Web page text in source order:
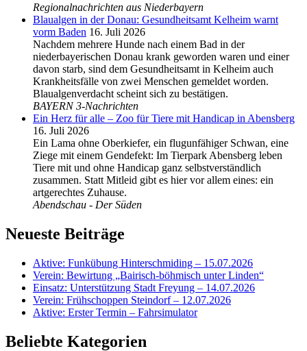
Regionalnachrichten aus Niederbayern
Blaualgen in der Donau: Gesundheitsamt Kelheim warnt
vorm Baden 16. Juli 2026
Nachdem mehrere Hunde nach einem Bad in der
niederbayerischen Donau krank geworden waren und einer
davon starb, sind dem Gesundheitsamt in Kelheim auch
Krankheitsfälle von zwei Menschen gemeldet worden.
Blaualgenverdacht scheint sich zu bestätigen.
BAYERN 3-Nachrichten
Ein Herz für alle – Zoo für Tiere mit Handicap in Abensberg
16. Juli 2026
Ein Lama ohne Oberkiefer, ein flugunfähiger Schwan, eine
Ziege mit einem Gendefekt: Im Tierpark Abensberg leben
Tiere mit und ohne Handicap ganz selbstverständlich
zusammen. Statt Mitleid gibt es hier vor allem eines: ein
artgerechtes Zuhause.
Abendschau - Der Süden
Neueste Beiträge
Aktive: Funkübung Hinterschmiding – 15.07.2026
Verein: Bewirtung „Bairisch-böhmisch unter Linden“
Einsatz: Unterstützung Stadt Freyung – 14.07.2026
Verein: Frühschoppen Steindorf – 12.07.2026
Aktive: Erster Termin – Fahrsimulator
Beliebte Kategorien